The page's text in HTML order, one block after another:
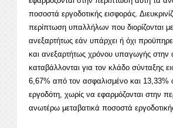
ποσοστά εργοδοτικής εισφοράς.
περίπτωση υπαλλήλων που διορίζονται
ανεξαρτήτως εάν υπάρχει ή όχι
και ανεξαρτήτως χρόνου υπαγωγής στην
καταβάλλονται για τον κλάδο σύνταξης
6,67% από τον ασφαλισμένο και 13,33%
εργοδότη, χωρίς να εφαρμόζονται στην
ανωτέρω μεταβατικά ποσοστά